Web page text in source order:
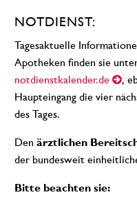
NOTDIENST:
Tagesaktuelle
Apotheken finden sie
notdienstkalender.de
,
Haupteingang die vier
des Tages.
Den ärztlichen
der bundesweit
Bitte beachten sie: